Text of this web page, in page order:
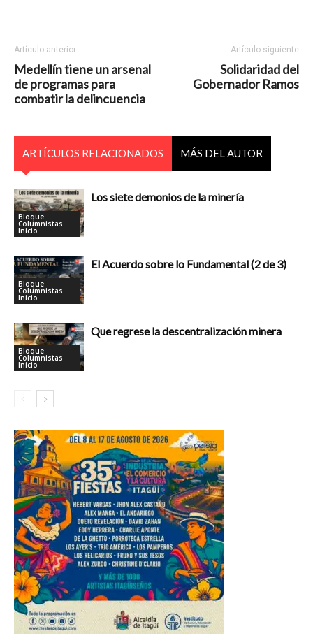
Artículo anterior
Medellín tiene un arsenal
de programas para
combatir la delincuencia
Artículo siguiente
Solidaridad del
Gobernador Ramos
ARTÍCULOS RELACIONADOS MÁS DEL AUTOR
Bloque
Columnistas
Inicio
Los siete demonios de la minería
Bloque
Columnistas
Inicio
El Acuerdo sobre lo Fundamental (2 de 3)
Bloque
Columnistas
Inicio
Que regrese la descentralización minera